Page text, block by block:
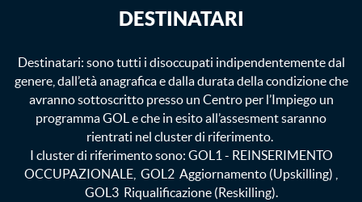
DESTINATARI
Destinatari: sono tutti i disoccupati indipendentemente dal
genere, dall’età anagrafica e dalla durata della condizione che
avranno sottoscritto presso un Centro per l’Impiego un
programma GOL e che in esito all’assesment saranno
rientrati nel cluster di riferimento.
I cluster di riferimento sono: GOL1 - REINSERIMENTO
OCCUPAZIONALE, GOL2 Aggiornamento (Upskilling) ,
GOL3 Riqualificazione (Reskilling).